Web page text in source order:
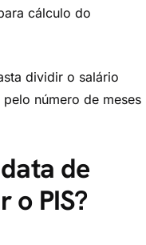
cálculo do
dividir o salário
número de meses
de
o PIS?